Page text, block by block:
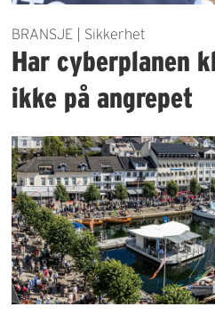
BRANSJE | Sikkerhet
Har cyberplanen
ikke på angrepet